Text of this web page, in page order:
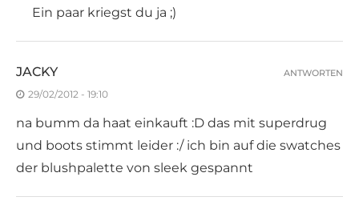
Ein paar kriegst du ja ;)
JACKY
29/02/2012 - 19:10
na bumm da haat einkauft :D das mit superdrug
und boots stimmt leider :/ ich bin auf die swatches
der blushpalette von sleek gespannt
ANTWORTEN